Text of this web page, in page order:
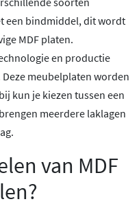
een bindmiddel, dit wordt
MDF platen.
en productie
meubelplaten worden
kun je kiezen tussen een
meerdere laklagen
van MDF